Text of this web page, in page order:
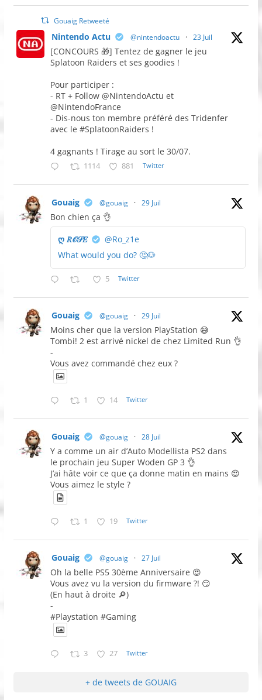
Gouaig Retweeté
Nintendo Actu @nintendoactu · 23 Juil
[CONCOURS 🎁] Tentez de gagner le jeu
Splatoon Raiders et ses goodies !
Pour participer :
- RT + Follow @NintendoActu et
@NintendoFrance
- Dis-nous ton membre préféré des Tridenfer
avec le #SplatoonRaiders !
4 gagnants ! Tirage au sort le 30/07.
1114 881 Twitter
Gouaig @gouaig · 29 Juil
Bon chien ça 👌
ღ 𝑅𝒪𝒮𝐸
@Ro_z1e
What would you do? 🤔🐶
5 Twitter
Gouaig @gouaig · 29 Juil
Moins cher que la version PlayStation 😅
Tombi! 2 est arrivé nickel de chez Limited Run 👌
-
Vous avez commandé chez eux ?
1 14 Twitter
Gouaig @gouaig · 28 Juil
Y a comme un air d’Auto Modellista PS2 dans
le prochain jeu Super Woden GP 3 👌
J’ai hâte voir ce que ça donne matin en mains 😍
Vous aimez le style ?
1 19 Twitter
Gouaig @gouaig · 27 Juil
Oh la belle PS5 30ème Anniversaire 😍
Vous avez vu la version du firmware ?! 😏
(En haut à droite 🔎)
-
#Playstation #Gaming
3 27 Twitter
+ de tweets de GOUAIG